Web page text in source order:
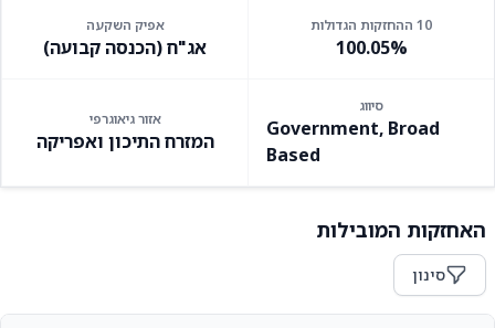
10 ההחזקות הגדולות
100.05%
אפיק השקעה
אג"ח (הכנסה קבועה)
סיווג
Government, Broad
Based
אזור גיאוגרפי
המזרח התיכון ואפריקה
האחזקות המובילות
סינון